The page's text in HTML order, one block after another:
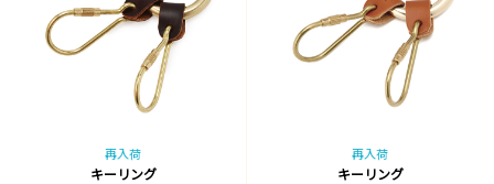
再入荷
キーリング
再入荷
キーリング